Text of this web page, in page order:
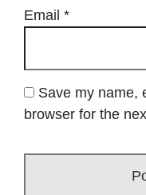
Email *
Save my name,
browser for the